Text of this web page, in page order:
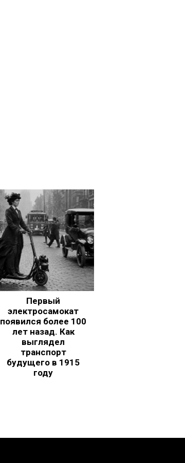
Первый
электросамокат
появился более 100
лет назад. Как
выглядел
транспорт
будущего в 1915
году